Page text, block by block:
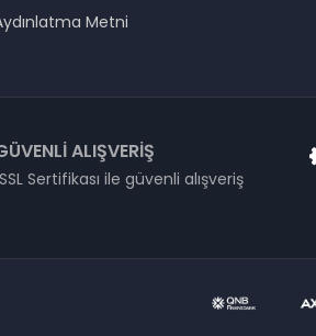
Metni
ALIŞVERIŞ
Sertifikası ile güvenli alışveriş